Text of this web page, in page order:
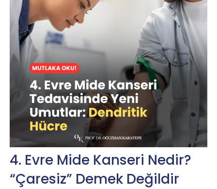
4. Evre Mide Kanseri Nedir?
“Çaresiz” Demek Değildir